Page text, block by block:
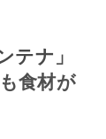
テナ」
食材が